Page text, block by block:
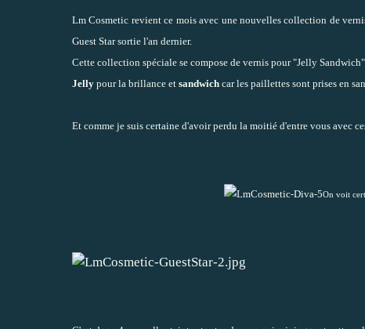
Lm Cosmetic revient ce mois avec une nouvelles collection de
Guest Star sortie l'an dernier.
Cette collection spéciale se compose de vernis pour "Jelly Sandwich".
Jelly pour la brillance et sandwich car les paillettes sont prises en
Et comme je suis certaine d'avoir perdu la moitié d'entre vous avec
On voit